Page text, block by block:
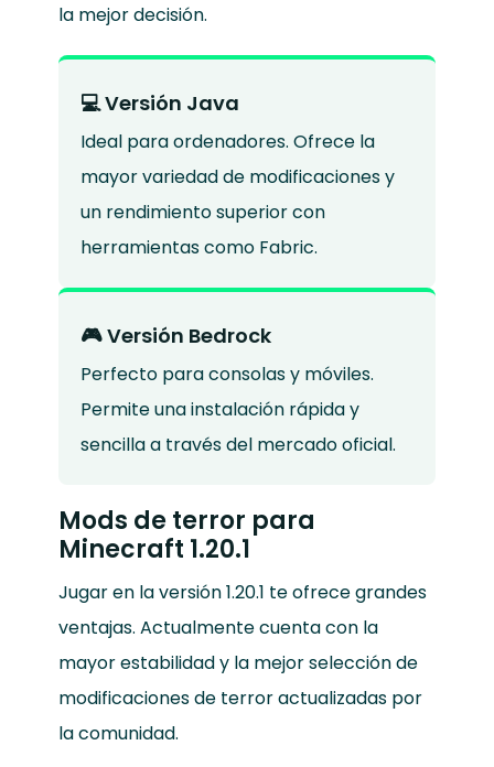
la mejor decisión.
💻 Versión Java
Ideal para ordenadores. Ofrece la
mayor variedad de modificaciones y
un rendimiento superior con
herramientas como Fabric.
🎮 Versión Bedrock
Perfecto para consolas y móviles.
Permite una instalación rápida y
sencilla a través del mercado oficial.
Mods de terror para
Minecraft 1.20.1
Jugar en la versión 1.20.1 te ofrece grandes
ventajas. Actualmente cuenta con la
mayor estabilidad y la mejor selección de
modificaciones de terror actualizadas por
la comunidad.